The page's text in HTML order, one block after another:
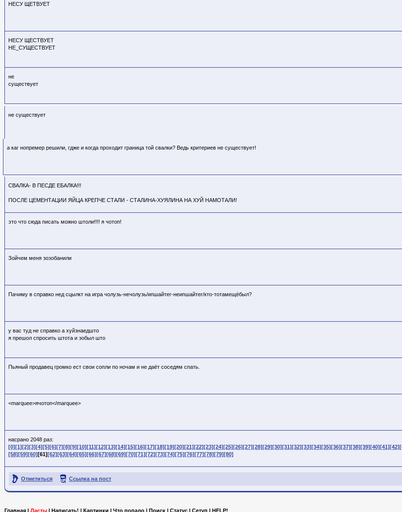
НЕСУ ЩЕТВУЕТ
НЕСУ ЩЕСТВУЕТ
НЕ_СУЩЕСТВУЕТ
не
существует
а каг нопремер решили, гдже и когда проходит граница той свалки? Ведь критериев не существует!
СВАЛКА- В ПЕСДЕ ЕБАЛКА!!!
ПОСЛЕ ЦЕМЕНТАЦИИ ЯЙЦА КРЕПЧЕ СТАЛИ - СТАЛИНА-ХУЯЛИНА НА ХУЙ НАМОТАЛИ!
это что сюда писать можно штоли!!!! я чотоп!
Зойчем меня зозобанили
Пачиму в справко нед сцылкт на игра чолузь-нечолузь/ипшайтег-неипшайтег/кто-тотамещёбыл?
у вас туд не справко а хуйзнаедшто
я прешол спросить штота и зобыл што
Пьяный продавец громко ест свои сопли по ночам и не даёт соседям спать.
<marquee>ячотоп</marquee>
насрано 2048 раз:
[0][1][2][3][4][5][6][7][8][9][10][11][12][13][14][15][16][17][18][19][20][21][22][23][24][25][26][27][28][29][30][31][32][33][34][35][36][37][38][39][40][41][42]
[58][59][60][61][62][63][64][65][66][67][68][69][70][71][72][73][74][75][76][77][78][79][80]
Отметиться Ссылка на пост
Главная Ласты Написать! Картинки Что попало Поиск Статус Сетуп HELP!